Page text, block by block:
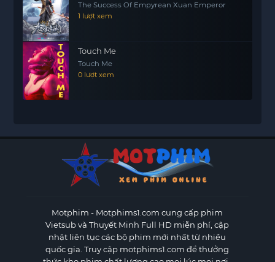
The Success Of Empyrean Xuan Emperor
1 lượt xem
Touch Me
Touch Me
0 lượt xem
Motphim - Motphims1.com cung cấp phim
Vietsub và Thuyết Minh Full HD miễn phí, cập
nhật liên tục các bộ phim mới nhất từ nhiều
quốc gia. Truy cập motphims1.com để thưởng